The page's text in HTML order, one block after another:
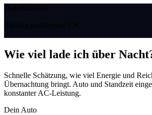
Wie viel lade ich über
Schnelle Schätzung, wie viel Energie und
Übernachtung bringt. Auto und Standzeit
konstanter AC-Leistung.
Dein Auto